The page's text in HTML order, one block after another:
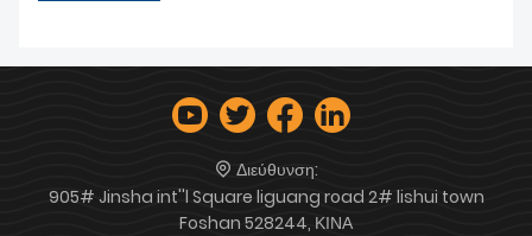
Διεύθυνση:
905# Jinsha int''l Square liguang road 2# lishui town
Foshan 528244, ΚΙΝΑ